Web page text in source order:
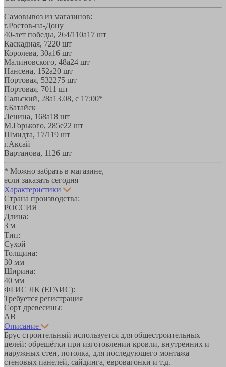
Самовывоз из магазинов:
г.Ростов-на-Дону
40-лет победы, 264/110а17 шт
Каскадная, 7220 шт
Королева, 30а16 шт
Малиновского, 48а24 шт
Нансена, 152а20 шт
Портовая, 532275 шт
Портовая, 7011 шт
Сальский, 28a13.08, с 17:00*
г.Батайск
Ленина, 168а18 шт
М.Горького, 285е22 шт
Шмидта, 17/119 шт
г.Аксай
Вартанова, 11 26 шт
* Можно забрать в магазине,
если заказать сегодня
Характеристики
Страна производства:
РОССИЯ
Длина:
3 м
Тип:
Сухой
Толщина:
30 мм
Ширина:
40 мм
ФГИС ЛК (ЕГАИС):
Требуется регистрация
Сорт древесины:
АВ
Описание
Брус строительный используется для общестроительных
целей: обрешётки при изготовлении кровли, внутренних и
наружных стен, потолка, для последующего монтажа
стеновых панелей, сайдинга, евровагонки и т.д.